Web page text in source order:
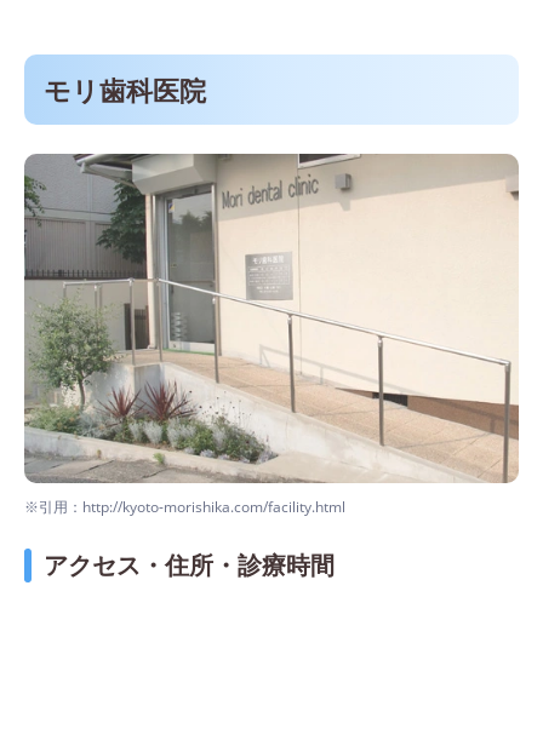
モリ歯科医院
※引用：http://kyoto-morishika.com/facility.html
アクセス・住所・診療時間